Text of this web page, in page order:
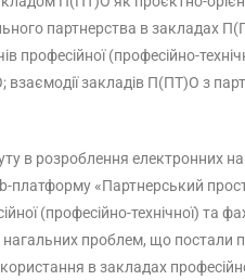
партнерства в закладах
(професійно-
закладів П(ПТ)О з
в розроблення електронних
платформу «Партнерський
(професійно-технічної) та
проблем, що постали
в закладах